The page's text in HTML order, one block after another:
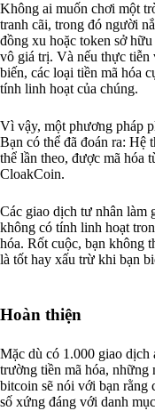
Không ai muốn chơi một
tranh cãi, trong đó người
đồng xu hoặc token sở
vô giá trị. Và nếu thực tiễn
biến, các loại tiền mã hóa
tính linh hoạt của chúng.
Vì vậy, một phương pháp
Bạn có thể đã đoán ra: Hệ
thể lần theo, được mã hóa
CloakCoin.
Các giao dịch tư nhân làm
không có tính linh hoạt
hóa. Rốt cuộc, bạn không
là tốt hay xấu trừ khi bạn
Hoàn thiện
Mặc dù có 1.000 giao dịch
trường tiền mã hóa, những
bitcoin sẽ nói với bạn rằng
số xứng đáng với danh